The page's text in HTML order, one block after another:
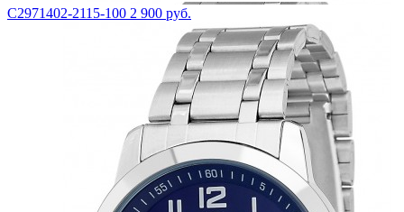
С2971402-2115-100 2 900 руб.